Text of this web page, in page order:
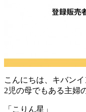
こんにちは、キバン
2児の母でもある主婦
「こりん星」